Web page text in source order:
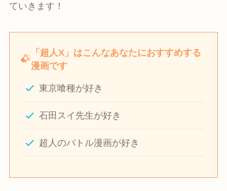
ていきます！
「超人X」はこんなあなたにおすすめする
漫画です
東京喰種が好き
石田スイ先生が好き
超人のバトル漫画が好き